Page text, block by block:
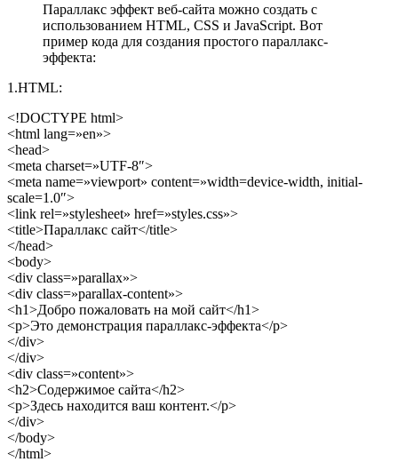
Параллакс эффект веб-сайта можно создать с
использованием HTML, CSS и JavaScript. Вот
пример кода для создания простого параллакс-
эффекта:
1.HTML:
<!DOCTYPE html>
<html lang=»en»>
<head>
<meta charset=»UTF-8″>
<meta name=»viewport» content=»width=device-width, initial-
scale=1.0″>
<link rel=»stylesheet» href=»styles.css»>
<title>Параллакс сайт</title>
</head>
<body>
<div class=»parallax»>
<div class=»parallax-content»>
<h1>Добро пожаловать на мой сайт</h1>
<p>Это демонстрация параллакс-эффекта</p>
</div>
</div>
<div class=»content»>
<h2>Содержимое сайта</h2>
<p>Здесь находится ваш контент.</p>
</div>
</body>
</html>